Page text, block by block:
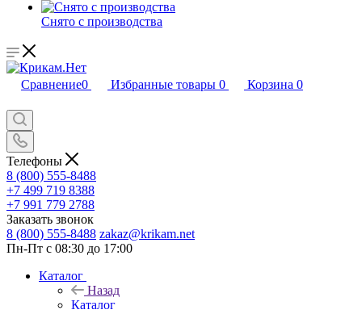
Снято с производства
Сравнение0 Избранные товары 0 Корзина 0
Телефоны
8 (800) 555-8488
+7 499 719 8388
+7 991 779 2788
Заказать звонок
8 (800) 555-8488 zakaz@krikam.net
Пн-Пт с 08:30 до 17:00
Каталог
Назад
Каталог